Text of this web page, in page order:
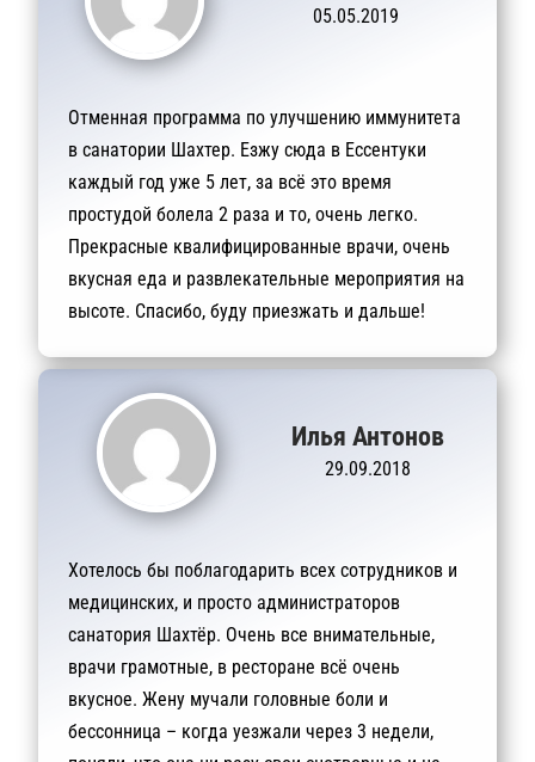
05.05.2019
Отменная программа по улучшению иммунитета
в санатории Шахтер. Езжу сюда в Ессентуки
каждый год уже 5 лет, за всё это время
простудой болела 2 раза и то, очень легко.
Прекрасные квалифицированные врачи, очень
вкусная еда и развлекательные мероприятия на
высоте. Спасибо, буду приезжать и дальше!
Илья Антонов
29.09.2018
Хотелось бы поблагодарить всех сотрудников и
медицинских, и просто администраторов
санатория Шахтёр. Очень все внимательные,
врачи грамотные, в ресторане всё очень
вкусное. Жену мучали головные боли и
бессонница – когда уезжали через 3 недели,